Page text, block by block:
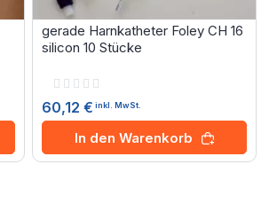
gerade Harnkatheter Foley CH 16
silicon 10 Stücke
Rating:
60,12 € inkl. MwSt.
In den Warenkorb